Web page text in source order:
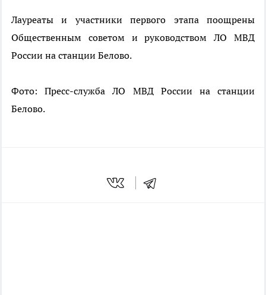
Лауреаты и участники первого этапа поощрены
Общественным советом и руководством ЛО МВД
России на станции Белово.
Фото: Пресс-служба ЛО МВД России на станции
Белово.